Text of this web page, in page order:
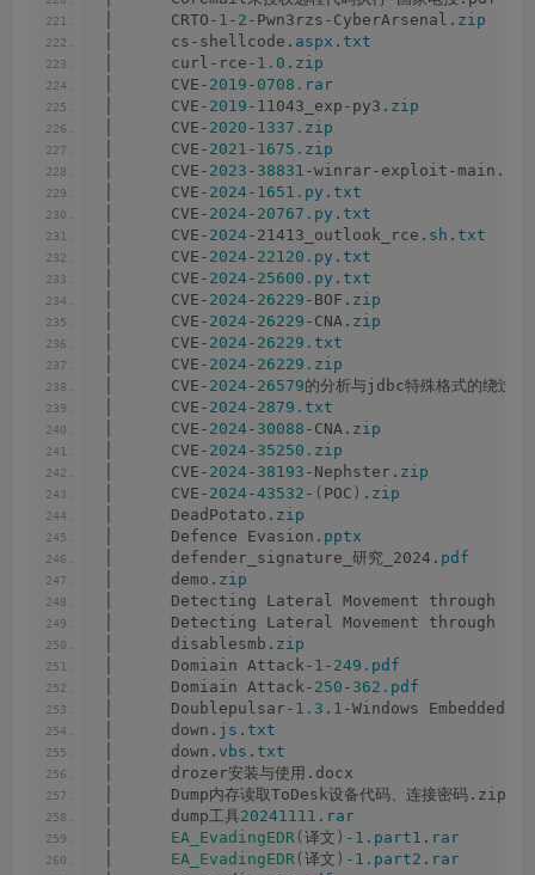
│      CRTO- 1 - 2 -Pwn3rzs-CyberArsenal. zip
│      cs-shellcode. aspx . txt
│      curl-rce- 1.0 . zip
│      CVE- 2019 - 0708. rar
│      CVE- 2019 -11043_exp-py3. zip
│      CVE- 2020 - 1337. zip
│      CVE- 2021 - 1675. zip
│      CVE- 2023 - 38831 -winrar-exploit-main.
│      CVE- 2024- 1651. py . txt
│      CVE- 2024- 20767. py . txt
│      CVE- 2024-21413_outlook_rce. sh . txt
│      CVE- 2024- 22120. py . txt
│      CVE- 2024- 25600. py . txt
│      CVE- 2024- 26229 -BOF. zip
│      CVE- 2024- 26229 -CNA. zip
│      CVE- 2024- 26229. txt
│      CVE- 2024- 26229. zip
│      CVE- 2024- 26579的分析与jdbc特殊格式的绕过
│      CVE- 2024- 2879. txt
│      CVE- 2024- 30088 -CNA. zip
│      CVE- 2024- 35250. zip
│      CVE- 2024- 38193 -Nephster. zip
│      CVE- 2024-43532 - ( POC ) . zip
│      DeadPotato. zip
│      Defence Evasion. pptx
│      defender_signature_研究_2024. pdf
│      demo. zip
│      Detecting Lateral Movement through
│      Detecting Lateral Movement through
│      disablesmb. zip
│      Domiain Attack- 1 - 249. pdf
│      Domiain Attack- 250 - 362. pdf
│      Doublepulsar- 1.3 . 1 -Windows Embedded.
│      down. js . txt
│      down. vbs . txt
│      drozer安装与使用.docx
│      Dump内存读取ToDesk设备代码、连接密码.zip
│      dump工具20241111. rar
EA_EvadingEDR ( 译文 ) -1. part1 . rar
EA_EvadingEDR ( 译文 ) -1. part2 . rar